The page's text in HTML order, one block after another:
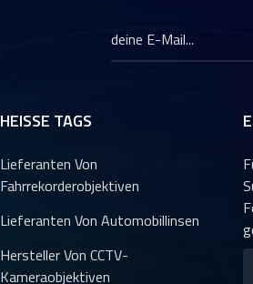
HEISSE TAGS
Lieferanten Von
Fahrrekorderobjektiven
Lieferanten Von Automobillinsen
Hersteller Von CCTV-
Kameraobjektiven